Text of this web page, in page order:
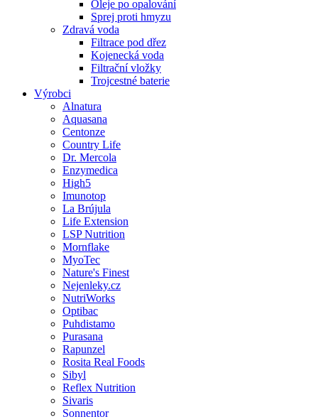
Oleje po opalování
Sprej proti hmyzu
Zdravá voda
Filtrace pod dřez
Kojenecká voda
Filtrační vložky
Trojcestné baterie
Výrobci
Alnatura
Aquasana
Centonze
Country Life
Dr. Mercola
Enzymedica
High5
Imunotop
La Brújula
Life Extension
LSP Nutrition
Mornflake
MyoTec
Nature's Finest
Nejenleky.cz
NutriWorks
Optibac
Puhdistamo
Purasana
Rapunzel
Rosita Real Foods
Sibyl
Reflex Nutrition
Sivaris
Sonnentor